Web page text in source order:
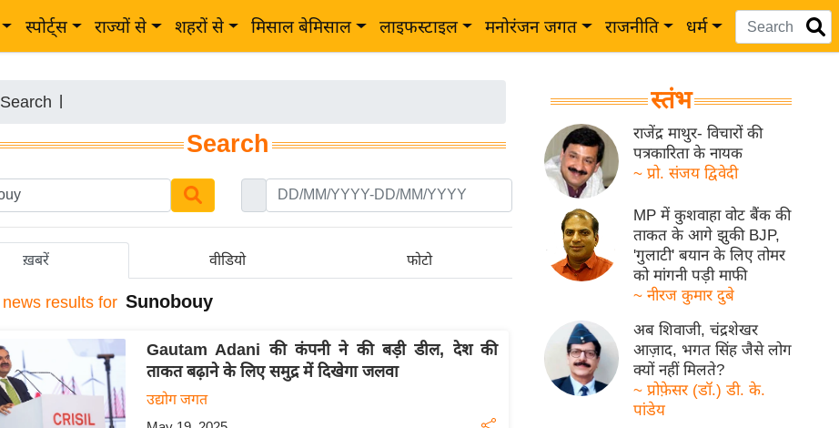
स्पोर्ट्स राज्यों से शहरों से मिसाल बेमिसाल लाइफस्टाइल मनोरंजन जगत राजनीति धर्म
Search
Search
ख़बरें वीडियो फोटो
news results for Sunobouy
Gautam Adani की कंपनी ने की बड़ी डील, देश की
ताकत बढ़ाने के लिए समुद्र में दिखेगा जलवा
उद्योग जगत
स्तंभ
राजेंद्र माथुर- विचारों की
पत्रकारिता के नायक
~ प्रो. संजय द्विवेदी
MP में कुशवाहा वोट बैंक की
ताकत के आगे झुकी BJP,
'गुलाटी' बयान के लिए तोमर
को मांगनी पड़ी माफी
~ नीरज कुमार दुबे
अब शिवाजी, चंद्रशेखर
आज़ाद, भगत सिंह जैसे लोग
क्यों नहीं मिलते?
~ प्रोफ़ेसर (डॉ.) डी. के.
पांडेय